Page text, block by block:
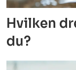
Hvilken
du?